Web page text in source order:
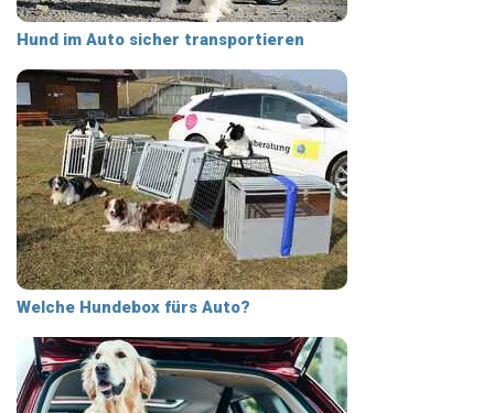
Hund im Auto sicher transportieren
Welche Hundebox fürs Auto?